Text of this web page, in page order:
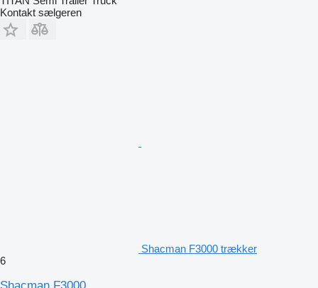
Kontakt sælgeren
Shacman F3000 trækker
6